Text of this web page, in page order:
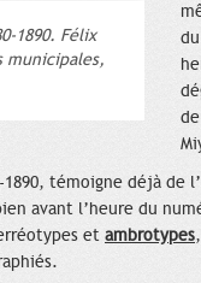
1890. Félix
municipales,
témoigne déjà
avant l’heure du
et ambrotypes